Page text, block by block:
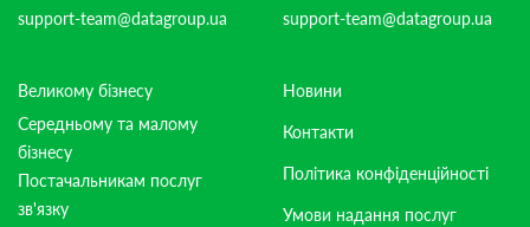
support-team@datagroup.ua
support-team@datagroup.ua
Великому бізнесу
Середньому та малому
бізнесу
Постачальникам послуг
зв'язку
Новини
Контакти
Політика конфіденційності
Умови надання послуг